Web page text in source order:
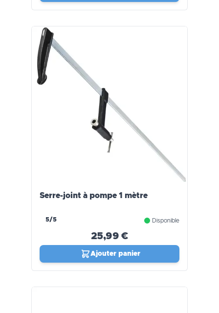
Serre-joint à pompe 1 mètre
5/5 Disponible
25,99 €
Ajouter panier